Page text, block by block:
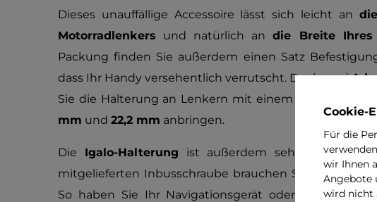
Dieses unauffällige Accessoire lässt sich leicht an
Motorradlenkers und natürlich andie Breite Ihres
Packung finden Sie außerdem einen Satz
dass Ihr Handy versehentlich verrutscht. Dank zwei
Sie die Halterung an Lenkern mit einem Durchmesser
mm und 22,2 mm anbringen.
Die Igalo-Halterung ist außerdem sehr einfach
mitgelieferten Inbusschraube brauchen Sie nicht
So haben Sie Ihr Navigationsgerät oder die Musik
Cookie-
Für die
wir Ihnen
Angebote
wird nicht